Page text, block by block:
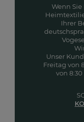
Wenn
Ihrer
Unser
Freitag von
von 8:30